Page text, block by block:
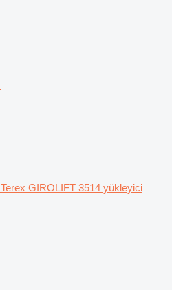
Terex GIROLIFT 3514 yükleyici